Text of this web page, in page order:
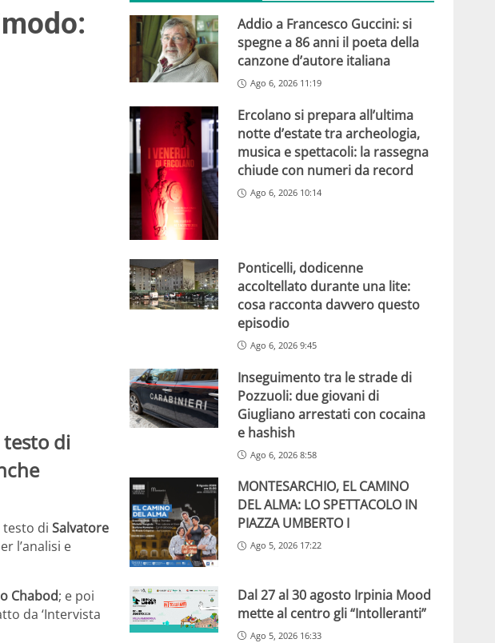
testo di
testo di Salvatore
l’analisi e
Chabod; e poi
da ‘Intervista
Addio a Francesco Guccini: si
spegne a 86 anni il poeta della
canzone d’autore italiana
Ago 6, 2026 11:19
Ercolano si prepara all’ultima
notte d’estate tra archeologia,
musica e spettacoli: la rassegna
chiude con numeri da record
Ago 6, 2026 10:14
Ponticelli, dodicenne
accoltellato durante una lite:
cosa racconta davvero questo
episodio
Ago 6, 2026 9:45
Inseguimento tra le strade di
Pozzuoli: due giovani di
Giugliano arrestati con cocaina
e hashish
Ago 6, 2026 8:58
MONTESARCHIO, EL CAMINO
DEL ALMA: LO SPETTACOLO IN
PIAZZA UMBERTO I
Ago 5, 2026 17:22
Dal 27 al 30 agosto Irpinia Mood
mette al centro gli “Intolleranti”
Ago 5, 2026 16:33